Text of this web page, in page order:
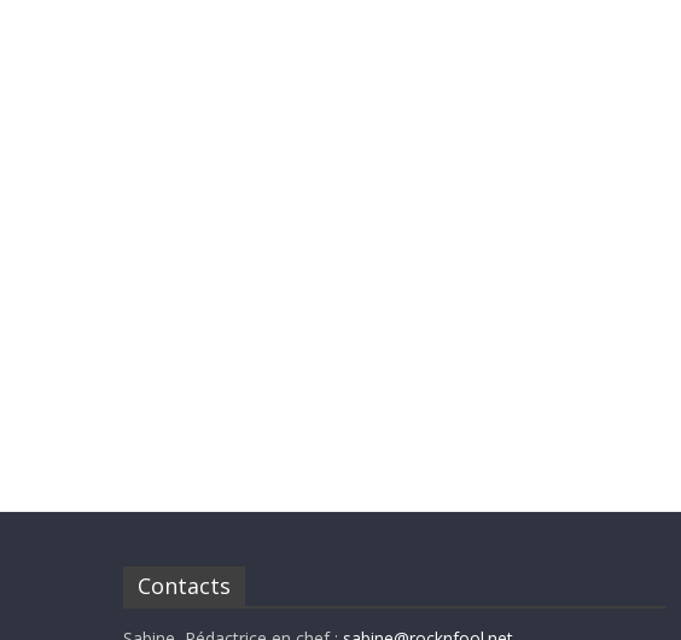
Contacts